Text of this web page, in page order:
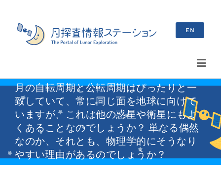
content
EN
検
索
…
最新情報
お知らせ
月の自転周期と公転周期はぴったりと一
致していて、常に同じ面を地球に向けて
いますが、これは他の惑星や衛星にもよ
くあることなのでしょうか？ 単なる偶然
なのか、それとも、物理学的にそうなり
やすい理由があるのでしょうか？